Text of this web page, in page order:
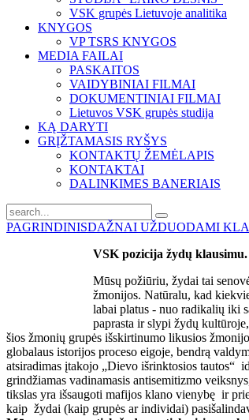
VSK grupės Lietuvoje analitika
KNYGOS
VP TSRS KNYGOS
MEDIA FAILAI
PASKAITOS
VAIDYBINIAI FILMAI
DOKUMENTINIAI FILMAI
Lietuvos VSK grupės studija
KĄ DARYTI
GRĮŽTAMASIS RYŠYS
KONTAKTŲ ŽEMĖLAPIS
KONTAKTAI
DALINKIMES BANERIAIS
PAGRINDINISDAŽNAI UŽDUODAMI
VSK pozicija žydų klausimu.
Mūsų požiūriu, žydai tai
žmonijos. Natūralu, kad
labai platus - nuo radikalių iki
paprasta ir slypi žydų
šios žmonių grupės išskirtinumo likusios
globalaus istorijos proceso eigoje, bendrą
atsiradimas įtakojo „Dievo išrinktosios tautos“
grindžiamas vadinamasis antisemitizmo
tikslas yra išsaugoti mafijos klano vienybę ir
kaip žydai (kaip grupės ar individai)